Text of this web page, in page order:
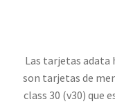
Las tarjetas adata
son tarjetas de
class 30 (v30) que